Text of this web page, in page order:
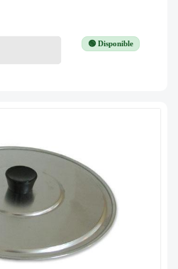
🟢 Disponible